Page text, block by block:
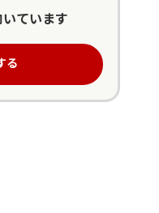
ています
る